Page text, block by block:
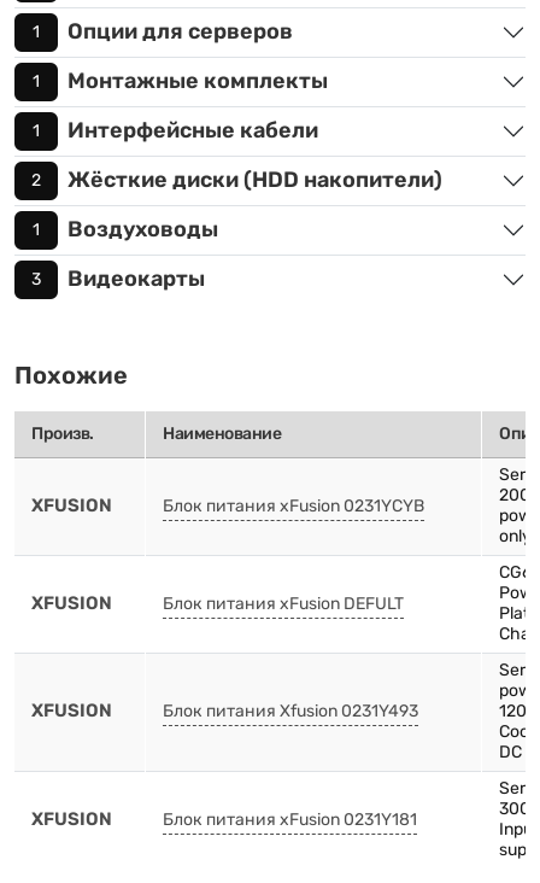
1 Опции для серверов
1 Монтажные комплекты
1 Интерфейсные кабели
2 Жёсткие диски (HDD накопители)
1 Воздуховоды
3 Видеокарты
Похожие
Произв. Наименование
XFUSION Блок питания xFusion 0231YCYB
only
XFUSION Блок питания xFusion DEFULT
XFUSION Блок питания Xfusion 0231Y493
DC
XFUSION Блок питания xFusion 0231Y181